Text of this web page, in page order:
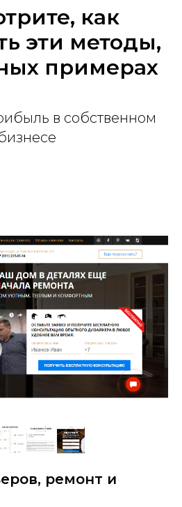
как
эти методы,
примерах
в собственном
ремонт и